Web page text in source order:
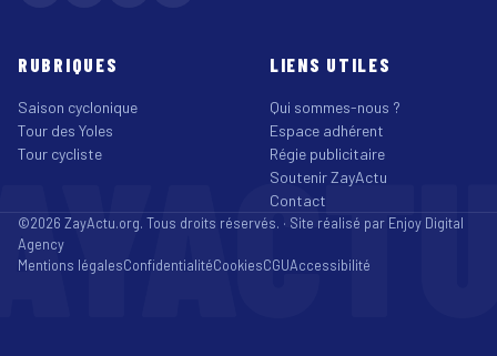
RUBRIQUES
Saison cyclonique
Tour des Yoles
Tour cycliste
LIENS UTILES
Qui sommes-nous ?
Espace adhérent
Régie publicitaire
Soutenir ZayActu
Contact
©2026 ZayActu.org. Tous droits réservés. · Site réalisé par Enjoy Digital
Agency
Mentions légalesConfidentialitéCookiesCGUAccessibilité